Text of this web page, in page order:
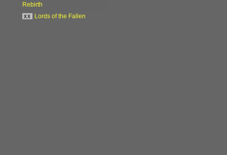
Rebirth
xx
Lords of the Fallen